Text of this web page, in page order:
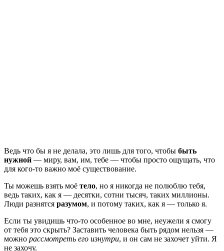
Ведь что бы я не делала, это лишь для того, чтобы быть
нужной — миру, вам, им, тебе — чтобы просто ощущать, что
для кого-то важно моё существование.
Ты можешь взять моё тело, но я никогда не полюблю тебя,
ведь таких, как я — десятки, сотни тысяч, таких миллионы.
Люди разнятся разумом, и потому таких, как я — только я.
Если ты увидишь что-то особенное во мне, неужели я смогу
от тебя это скрыть? Заставить человека быть рядом нельзя —
можно рассмотреть его изнутри, и он сам не захочет уйти. Я
не захочу.